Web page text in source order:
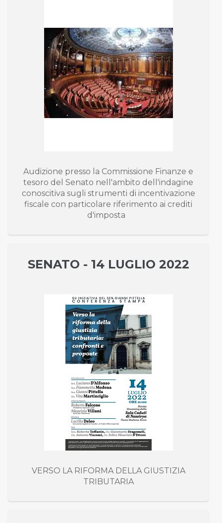
Audizione presso la Commissione Finanze e
tesoro del Senato nell'ambito dell'indagine
conoscitiva sugli strumenti di incentivazione
fiscale con particolare riferimento ai crediti
d'imposta
SENATO - 14 LUGLIO 2022
VERSO LA RIFORMA DELLA GIUSTIZIA
TRIBUTARIA